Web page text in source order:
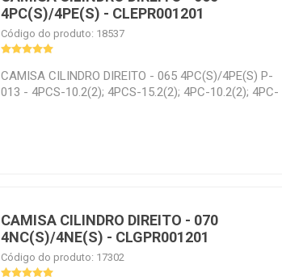
4PC(S)/4PE(S) - CLEPR001201
Código do produto: 18537
CAMISA CILINDRO DIREITO - 065 4PC(S)/4PE(S) P-
013 - 4PCS-10.2(2); 4PCS-15.2(2); 4PC-10.2(2); 4PC-
CAMISA CILINDRO DIREITO - 070
4NC(S)/4NE(S) - CLGPR001201
Código do produto: 17302